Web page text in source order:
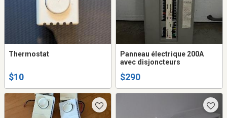
Thermostat
$10
Panneau électrique 200A
avec disjoncteurs
$290